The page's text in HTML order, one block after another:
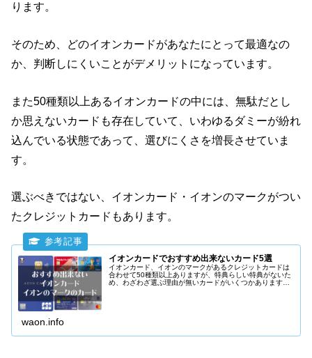
ります。
そのため、どのイオンカードがあなたにとって最適なの
か、判断しにくいことがデメリットになっています。
また50種類以上あるイオンカードの中には、無駄だとし
か思えないカードも存在していて、いわゆるダミーが紛れ
込んでいる状態であって、選びにくさを増長させていま
す。
選ぶべきではない、イオンカード・イオンのマークがつい
たクレジットカードもあります。
イオンカードでおすすめ出来ないカード5選
イオンカード、イオンのマークがあるクレジットカードは
合わせて50種類以上ありますが、特典らしい特典がないた
め、わざわざ選ぶ理由が無いカードがいくつかあります。
waon.info